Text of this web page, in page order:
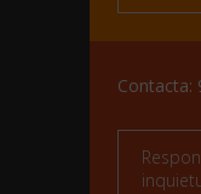
Contacta: